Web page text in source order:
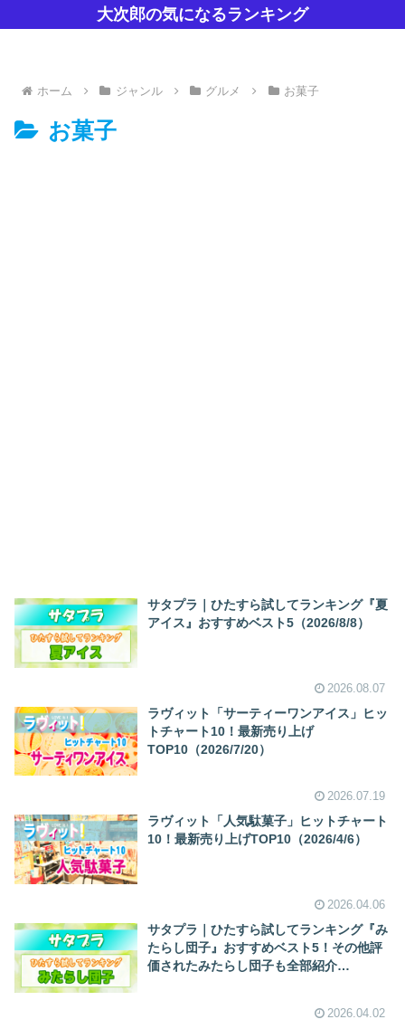
大次郎の気になるランキング
ホーム ジャンル グルメ お菓子
お菓子
サタプラ｜ひたすら試してランキング『夏
アイス』おすすめベスト5（2026/8/8）
2026.08.07
ラヴィット「サーティーワンアイス」ヒッ
トチャート10！最新売り上げ
TOP10（2026/7/20）
2026.07.19
ラヴィット「人気駄菓子」ヒットチャート
10！最新売り上げTOP10（2026/4/6）
2026.04.06
サタプラ｜ひたすら試してランキング『み
たらし団子』おすすめベスト5！その他評
価されたみたらし団子も全部紹介
2026.04.02